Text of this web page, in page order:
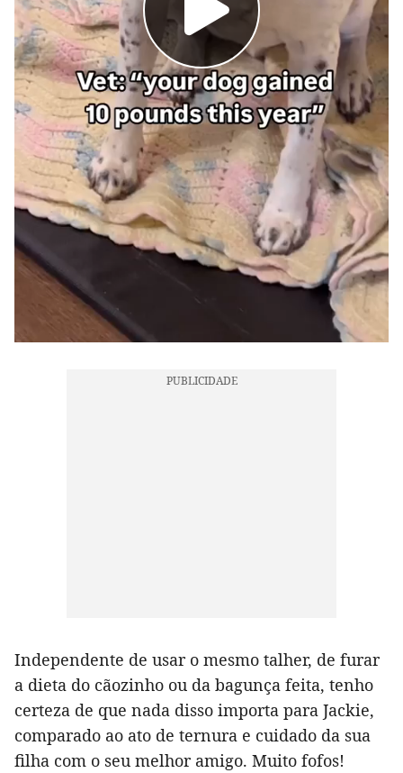
Independente de usar o mesmo talher, de furar
a dieta do cãozinho ou da bagunça feita, tenho
certeza de que nada disso importa para Jackie,
comparado ao ato de ternura e cuidado da sua
filha com o seu melhor amigo. Muito fofos!